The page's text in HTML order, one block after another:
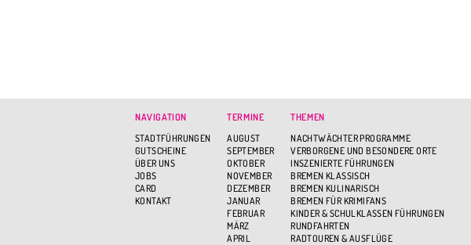
NAVIGATION
STADTFÜHRUNGEN
GUTSCHEINE
ÜBER UNS
JOBS
CARD
KONTAKT
TERMINE
AUGUST
SEPTEMBER
OKTOBER
NOVEMBER
DEZEMBER
JANUAR
FEBRUAR
MÄRZ
APRIL
THEMEN
NACHTWÄCHTER PROGRAMME
VERBORGENE UND BESONDERE ORTE
INSZENIERTE FÜHRUNGEN
BREMEN KLASSISCH
BREMEN KULINARISCH
BREMEN FÜR KRIMIFANS
KINDER & SCHULKLASSEN FÜHRUNGEN
RUNDFAHRTEN
RADTOUREN & AUSFLÜGE